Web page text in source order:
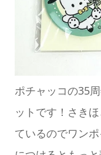
ポチャッコの35
ットです！さき
ているのでワン